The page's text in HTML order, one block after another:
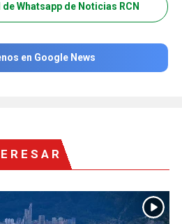
Whatsapp de Noticias RCN
en Google News